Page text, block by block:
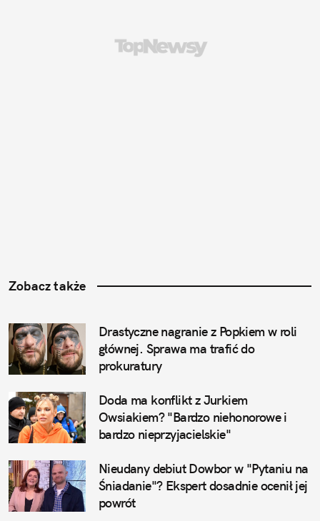
Zobacz także
Drastyczne nagranie z Popkiem w roli
głównej. Sprawa ma trafić do
prokuratury
Doda ma konflikt z Jurkiem
Owsiakiem? "Bardzo niehonorowe i
bardzo nieprzyjacielskie"
Nieudany debiut Dowbor w "Pytaniu na
Śniadanie"? Ekspert dosadnie ocenił jej
powrót